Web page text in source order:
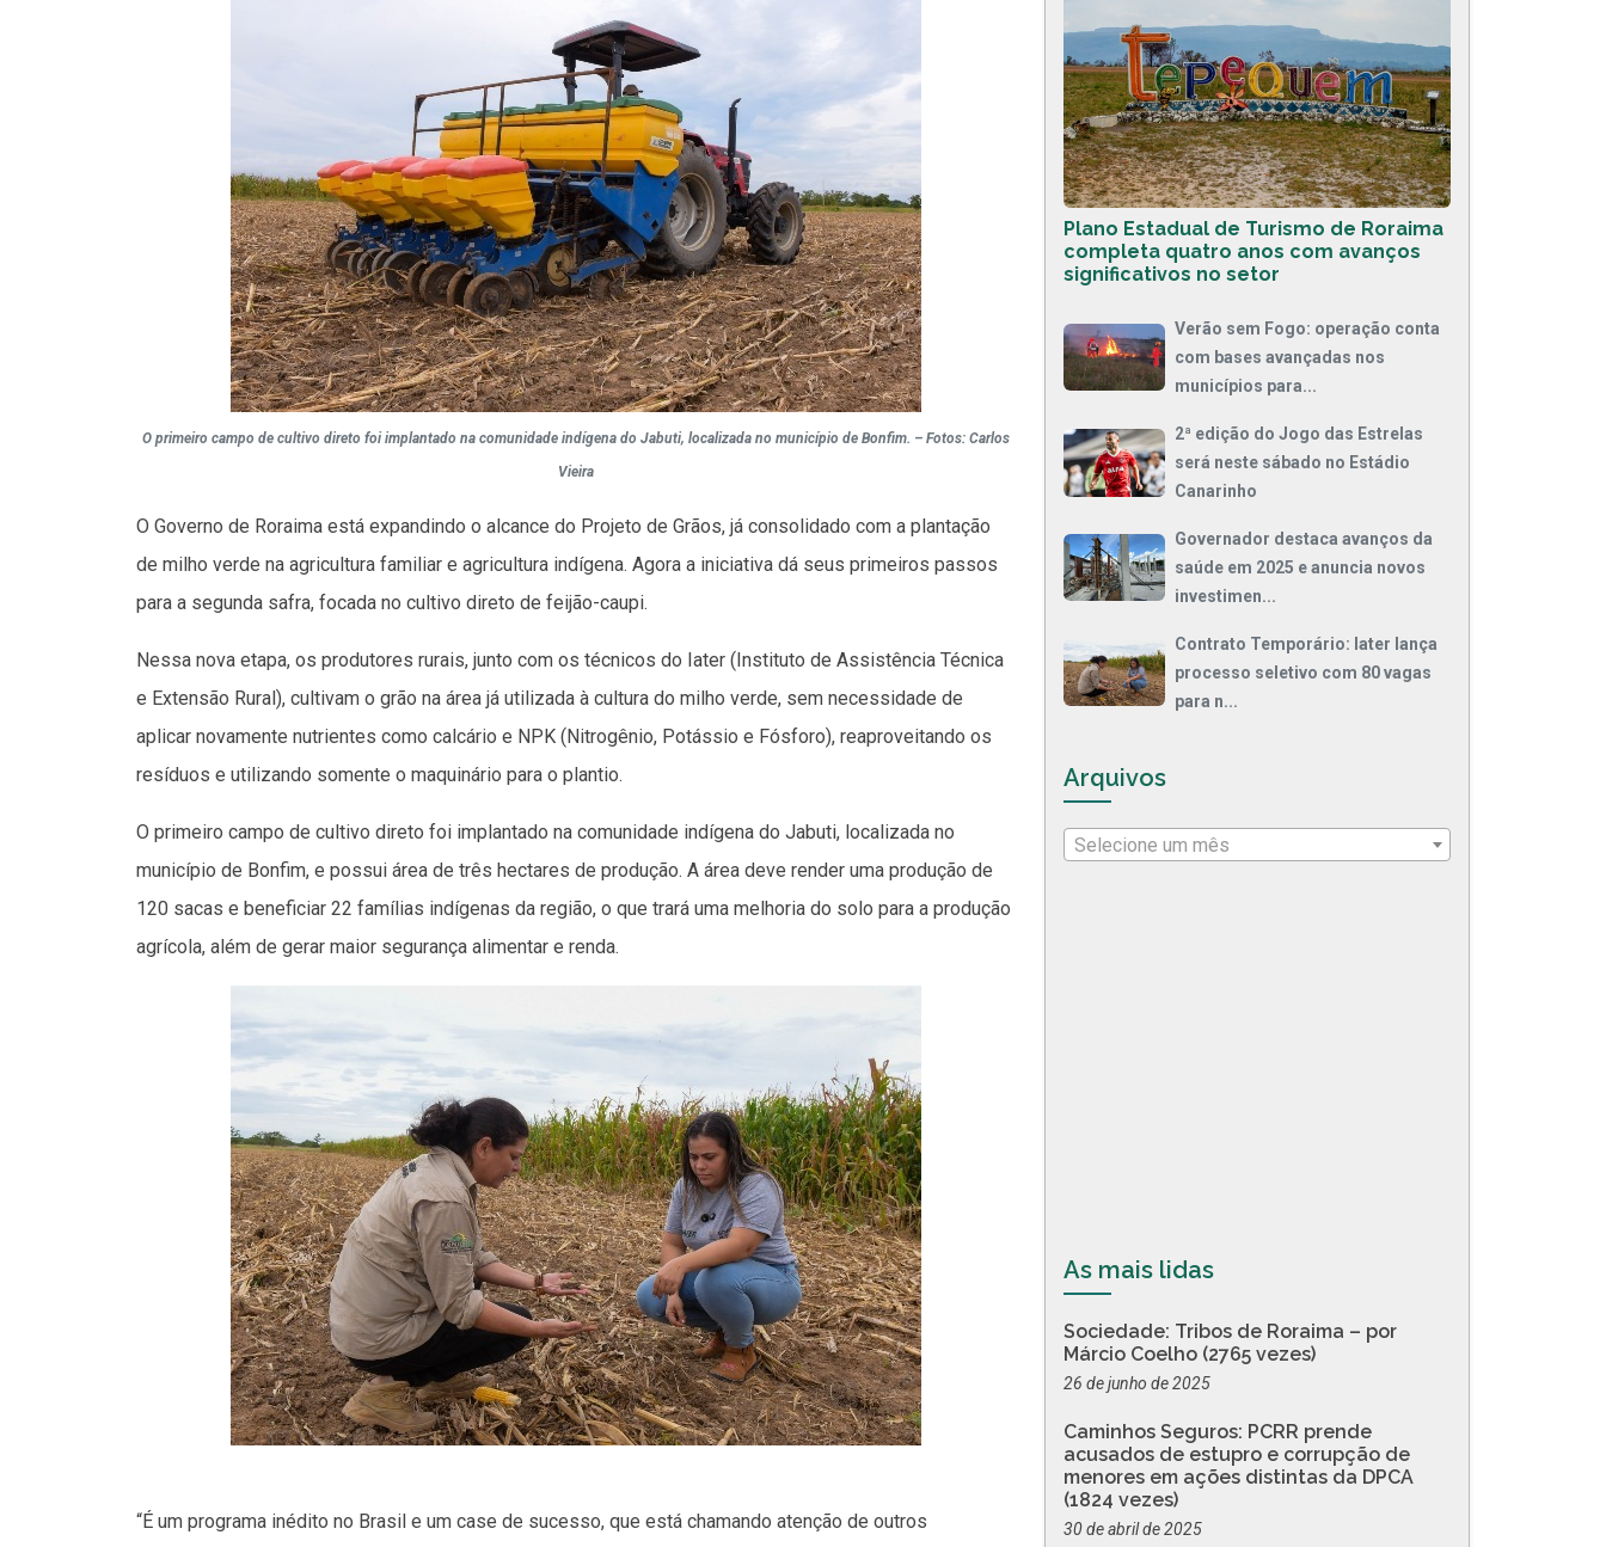
O primeiro campo de cultivo direto foi implantado na comunidade indígena do Jabuti, localizada no município de Bonfim. – Fotos: Carlos
Vieira
O Governo de Roraima está expandindo o alcance do Projeto de Grãos, já consolidado com a plantação
de milho verde na agricultura familiar e agricultura indígena. Agora a iniciativa dá seus primeiros passos
para a segunda safra, focada no cultivo direto de feijão-caupi.
Nessa nova etapa, os produtores rurais, junto com os técnicos do Iater (Instituto de Assistência Técnica
e Extensão Rural), cultivam o grão na área já utilizada à cultura do milho verde, sem necessidade de
aplicar novamente nutrientes como calcário e NPK (Nitrogênio, Potássio e Fósforo), reaproveitando os
resíduos e utilizando somente o maquinário para o plantio.
O primeiro campo de cultivo direto foi implantado na comunidade indígena do Jabuti, localizada no
município de Bonfim, e possui área de três hectares de produção. A área deve render uma produção de
120 sacas e beneficiar 22 famílias indígenas da região, o que trará uma melhoria do solo para a produção
agrícola, além de gerar maior segurança alimentar e renda.
“É um programa inédito no Brasil e um case de sucesso, que está chamando atenção de outros
Plano Estadual de Turismo de Roraima
completa quatro anos com avanços
significativos no setor
Verão sem Fogo: operação conta
com bases avançadas nos
municípios para...
2ª edição do Jogo das Estrelas
será neste sábado no Estádio
Canarinho
Governador destaca avanços da
saúde em 2025 e anuncia novos
investimen...
Contrato Temporário: Iater lança
processo seletivo com 80 vagas
para n...
Arquivos
Selecione um mês
As mais lidas
Sociedade: Tribos de Roraima – por
Márcio Coelho (2765 vezes)
26 de junho de 2025
Caminhos Seguros: PCRR prende
acusados de estupro e corrupção de
menores em ações distintas da DPCA
(1824 vezes)
30 de abril de 2025